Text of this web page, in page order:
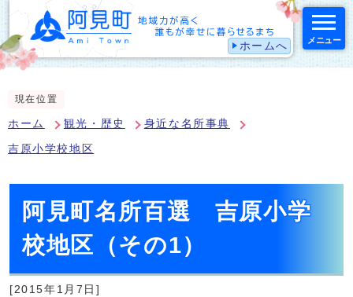
ホームへ メニュー
現在位置
ホーム 観光・歴史 身近な名所事典
吉原小学校地区
阿見町名所百選 吉原小学
校地区（その1）
[2015年1月7日]